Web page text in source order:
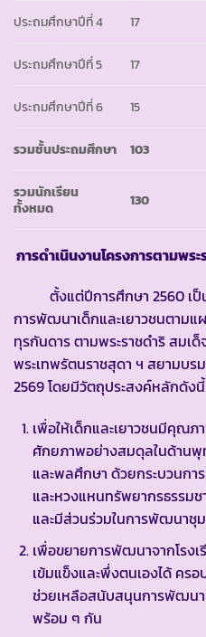
ประถมศึกษาปีที่ 4 17
ประถมศึกษาปีที่ 5 17
ประถมศึกษาปีที่ 6 15
รวมชั้นประถมศึกษา 103
รวมนักเรียน
ทั้งหมด
130
การดำเนินงานโครงการตามพระ
ตั้งแต่ปีการศึกษา 2560 เป็น
การพัฒนาเด็กและเยาวชนตาม
ทุรกันดาร ตามพระราชดำริ สมเ
พระเทพรัตนราชสุดา ฯ สยามบ
2569 โดยมีวัตถุประสงค์หลักดังนี้
เพื่อให้เด็กและเยาวชนมีคุณ
ศักยภาพอย่างสมดุลในด้าน
และพลศึกษา ด้วยกระบวนกา
และหวงแหนทรัพยากรธรรมช
และมีส่วนร่วมในการพัฒนาชุ
เพื่อขยายการพัฒนาจากโรง
เข้มแข็งและพึ่งตนเองได้ คร
ช่วยเหลือสนับสนุนการพัฒนาเ
พร้อม ๆ กัน